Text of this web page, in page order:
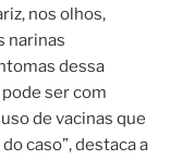
nos olhos,
narinas
dessa
ser com
de vacinas que
caso”, destaca a